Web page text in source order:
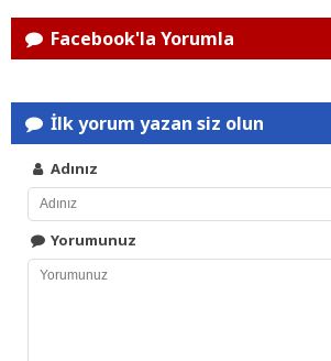
Facebook'la Yorumla
İlk yorum yazan siz olun
Adınız
Yorumunuz